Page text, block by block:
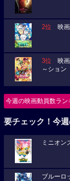
2位 映画
3位 映画
～ション
今週の映画動員数ラン
要チェック！今
ミニオン
ブルーロ